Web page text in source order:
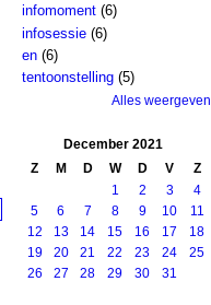
infomoment(6)
infosessie(6)
en(6)
tentoonstelling(5)
Alles weergeven
December 2021
Z
M D W D V
Z
1
2 3
4
5
6 7 8 9 10
11
12
13 14 15 16 17
18
19
20 21 22 23 24
25
26
27 28 29 30 31